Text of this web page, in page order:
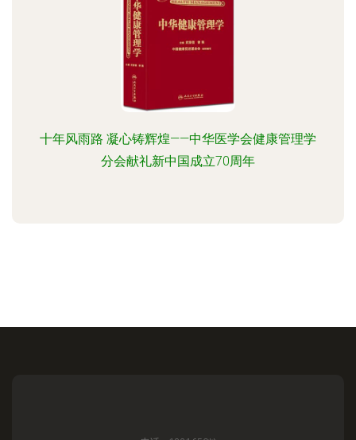
十年风雨路 凝心铸辉煌——中华医学会健康管理学
分会献礼新中国成立70周年